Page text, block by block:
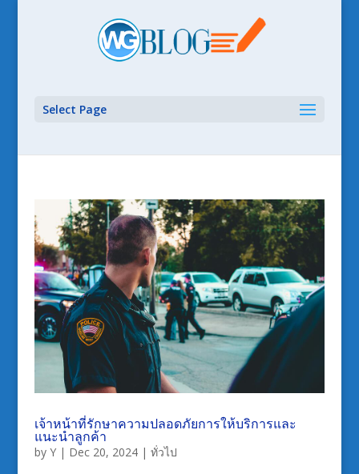
Select Page
เจ้าหน้าที่รักษาความปลอดภัยการให้บริการและ
แนะนำลูกค้า
by Y| Dec 20, 2024| ทั่วไป